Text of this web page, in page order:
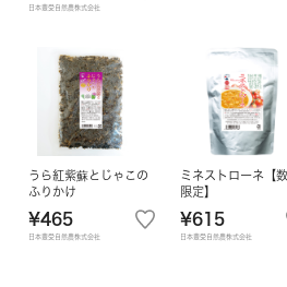
日本豊受自然農株式会社
うら紅紫蘇とじゃこの
ふりかけ
¥465
日本豊受自然農株式会社
ミネストローネ【
限定】
¥615
日本豊受自然農株式会社